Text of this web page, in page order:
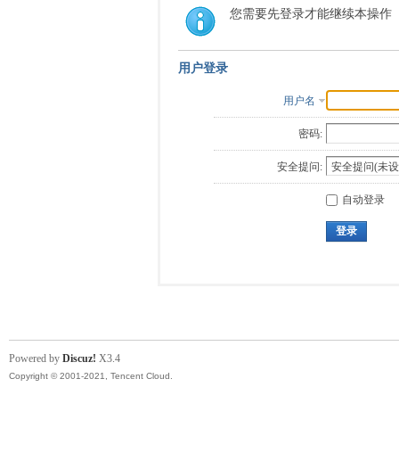
您需要先登录才能继续本操作
用户登录
用户名
密码:
安全提问:
自动登录
登录
Powered by Discuz! X3.4
Copyright © 2001-2021, Tencent Cloud.